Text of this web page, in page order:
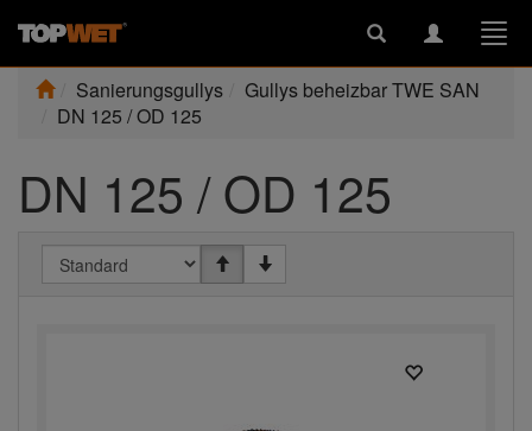
Toggle
Toggle
Sanierungsgullys
Gullys beheizbar TWE SAN
DN 125 / OD 125
DN 125 / OD 125